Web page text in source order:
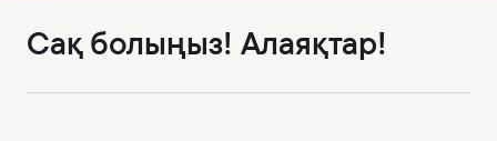
Сақ болыңыз! Алаяқтар!